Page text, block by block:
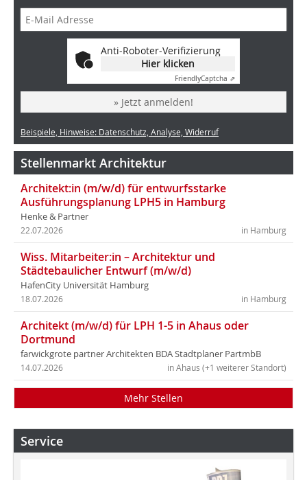
Anti-Roboter-Verifizierung
Hier klicken
FriendlyCaptcha ⇗
» Jetzt anmelden!
Beispiele, Hinweise: Datenschutz, Analyse, Widerruf
Stellenmarkt Architektur
Architekt:in (m/w/d) für entwurfsstarke
Ausführungsplanung LPH5 in Hamburg
Henke & Partner
in Hamburg
22.07.2026
Wiss. Mitarbeiter:in – Architektur und
Städtebaulicher Entwurf (m/w/d)
HafenCity Universität Hamburg
in Hamburg
18.07.2026
Architekt (m/w/d) für LPH 1-5 in Ahaus oder
Dortmund
farwickgrote partner Architekten BDA Stadtplaner PartmbB
in Ahaus (+1 weiterer Standort)
14.07.2026
Mehr Stellen
Service